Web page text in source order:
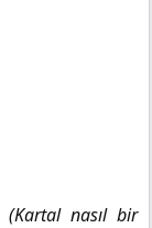
(Kartal nasıl bir